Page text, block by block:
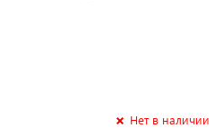
Нет в наличии